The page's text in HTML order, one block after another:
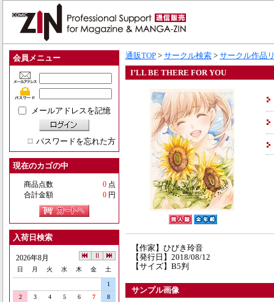
会員メニュー
メールアドレスを記憶
パスワードを忘れた方
現在のカゴの中
商品点数 0 点
合計金額
0 円
入荷日検索
2026年8月
日 月 火 水 木 金 土
1
2
3 4 5 6 7
8
通販TOP > サークル検索 > サークル作品
I’LL BE THERE FOR YOU
【作家】ひびき玲音
【発行日】2018/08/12
【サイズ】B5判
サンプル画像